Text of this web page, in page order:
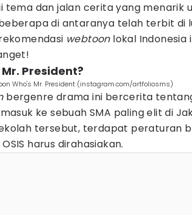
tema dan jalan cerita yang menarik
di antaranya telah terbit di
webtoonlokal Indonesia
Mr. President?
Who's Mr. President (instagram.com/artfoliosms)
bergenre drama ini bercerita
ke sebuah SMA paling elit di
tersebut, terdapat peraturan
harus dirahasiakan.